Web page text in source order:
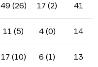
49 (26) 17 (2) 41
11 (5) 4 (0) 14
17 (10) 6 (1) 13